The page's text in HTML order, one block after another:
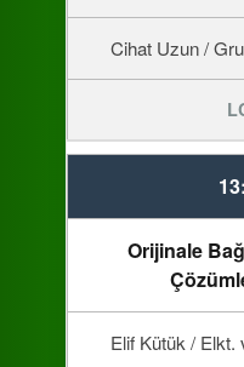
Cihat Uzun /
Orijinale
Elif Kütük / Elkt.